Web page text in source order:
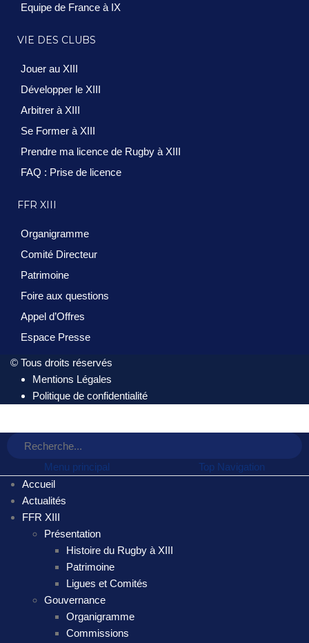
Equipe de France à IX
VIE DES CLUBS
Jouer au XIII
Développer le XIII
Arbitrer à XIII
Se Former à XIII
Prendre ma licence de Rugby à XIII
FAQ : Prise de licence
FFR XIII
Organigramme
Comité Directeur
Patrimoine
Foire aux questions
Appel d’Offres
Espace Presse
© Tous droits réservés
Mentions Légales
Politique de confidentialité
Menu principal
Top Navigation
Accueil
Actualités
FFR XIII
Présentation
Histoire du Rugby à XIII
Patrimoine
Ligues et Comités
Gouvernance
Organigramme
Commissions